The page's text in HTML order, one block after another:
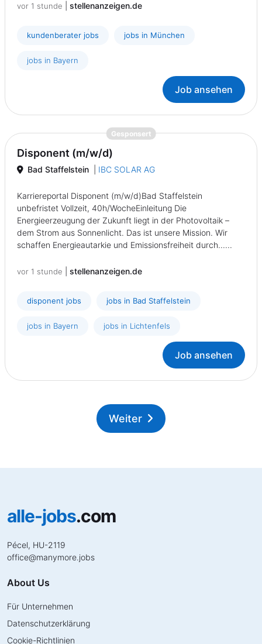
vor 1 stunde stellenanzeigen.de
kundenberater jobs jobs in München
jobs in Bayern
Job ansehen
Gesponsert{prompt.job}
Disponent (m/w/d)
Bad Staffelstein IBC SOLAR AG
Karriereportal Disponent (m/w/d)Bad Staffelstein
unbefristet Vollzeit, 40h/WocheEinleitung Die
Energieerzeugung der Zukunft liegt in der Photovoltaik –
dem Strom aus Sonnenlicht. Das ist unsere Mission. Wir
schaffen Energieautarkie und Emissionsfreiheit durch......
vor 1 stunde stellenanzeigen.de
disponent jobs jobs in Bad Staffelstein
jobs in Bayern jobs in Lichtenfels
Job ansehen
Weiter
alle-jobs.com
Pécel, HU-2119
office@manymore.jobs
About Us
Für Unternehmen
Datenschutzerklärung
Cookie-Richtlinien